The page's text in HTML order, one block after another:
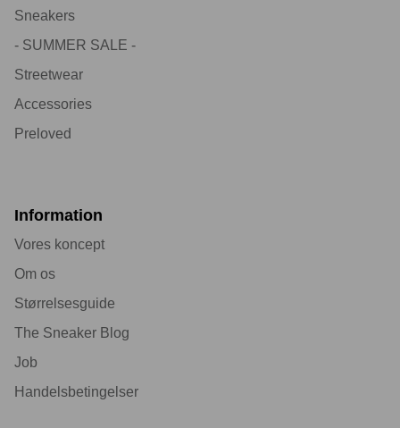
Sneakers
- SUMMER SALE -
Streetwear
Accessories
Preloved
Information
Vores koncept
Om os
Størrelsesguide
The Sneaker Blog
Job
Handelsbetingelser